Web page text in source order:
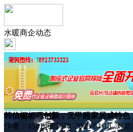
水暖商企动态
韩信橱柜巧创新，无甲醛家居成特色
作者：13814085678 2023-04-18 浏览: